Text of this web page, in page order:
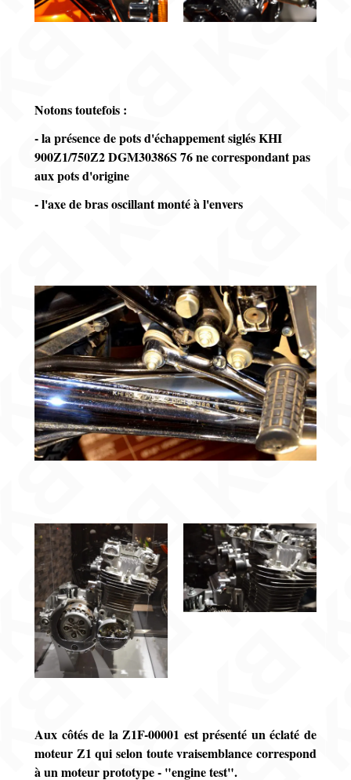
Notons toutefois :
- la présence de pots d'échappement siglés KHI
900Z1/750Z2 DGM30386S 76 ne correspondant pas
aux pots d'origine
- l'axe de bras oscillant monté à l'envers
Aux côtés de la Z1F-00001 est présenté un éclaté de
moteur Z1 qui selon toute vraisemblance correspond
à un moteur prototype - "engine test".